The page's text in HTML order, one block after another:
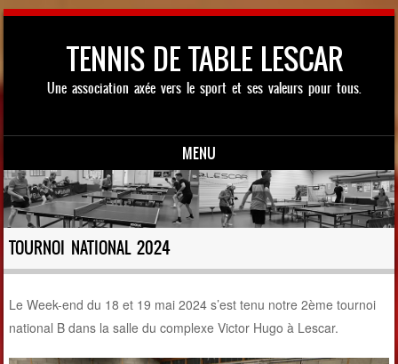
TENNIS DE TABLE LESCAR
Une association axée vers le sport et ses valeurs pour tous.
MENU
Skip to content
TOURNOI NATIONAL 2024
Le Week-end du 18 et 19 mai 2024 s’est tenu notre 2ème tournoi
national B dans la salle du complexe Victor Hugo à Lescar.